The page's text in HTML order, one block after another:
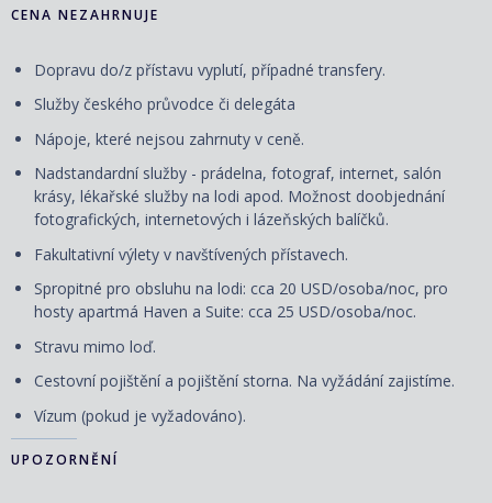
CENA NEZAHRNUJE
Dopravu do/z přístavu vyplutí, případné transfery.
Služby českého průvodce či delegáta
Nápoje, které nejsou zahrnuty v ceně.
Nadstandardní služby - prádelna, fotograf, internet, salón
krásy, lékařské služby na lodi apod. Možnost doobjednání
fotografických, internetových i lázeňských balíčků.
Fakultativní výlety v navštívených přístavech.
Spropitné pro obsluhu na lodi: cca 20 USD/osoba/noc, pro
hosty apartmá Haven a Suite: cca 25 USD/osoba/noc.
Stravu mimo loď.
Cestovní pojištění a pojištění storna. Na vyžádání zajistíme.
Vízum (pokud je vyžadováno).
UPOZORNĚNÍ